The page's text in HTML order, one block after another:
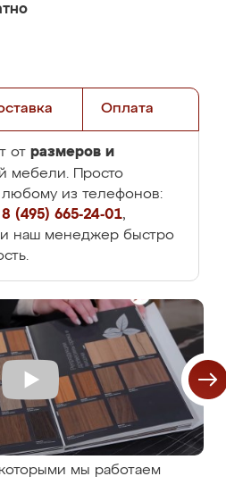
Оплата
от размеров и
мебели. Просто
из телефонов:
8 (495) 665-24-01,
и наш менеджер быстро
мы работаем